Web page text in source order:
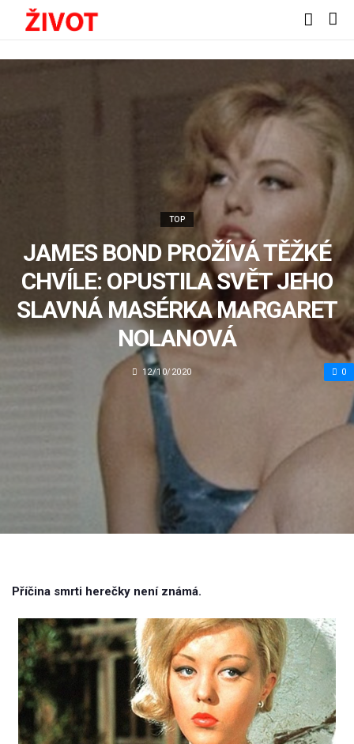
TOP
JAMES BOND PROŽÍVÁ TĚŽKÉ
CHVÍLE: OPUSTILA SVĚT JEHO
SLAVNÁ MASÉRKA MARGARET
NOLANOVÁ
12/10/2020 0
Příčina smrti herečky není známá.